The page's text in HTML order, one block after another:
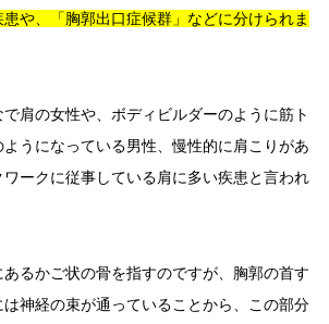
や、「胸郭出口症候群」などに分けられま
肩の女性や、ボディビルダーのように筋ト
うになっている男性、慢性的に肩こりがあ
ークに従事している肩に多い疾患と言われ
るかご状の骨を指すのですが、胸郭の首す
は神経の束が通っていることから、この部分